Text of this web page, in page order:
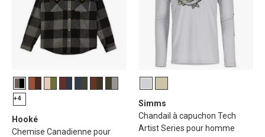
+4
Hooké
Chemise Canadienne pour
Simms
Chandail à capuchon Tech
Artist Series pour homme